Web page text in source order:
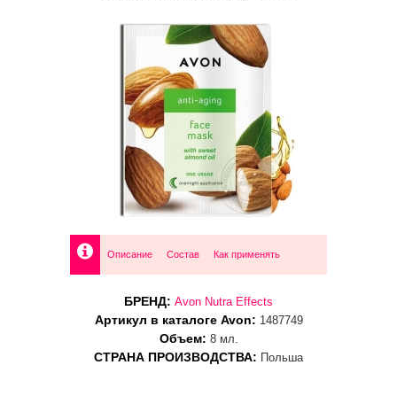
Описание Состав Как применять
БРЕНД: Avon Nutra Effects
Артикул в каталоге Avon: 1487749
Объем: 8 мл.
СТРАНА ПРОИЗВОДСТВА: Польша